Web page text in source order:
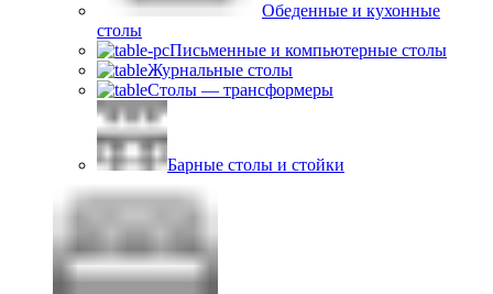
Обеденные и кухонные
столы
Письменные и компьютерные столы
Журнальные столы
Столы — трансформеры
Барные столы и стойки